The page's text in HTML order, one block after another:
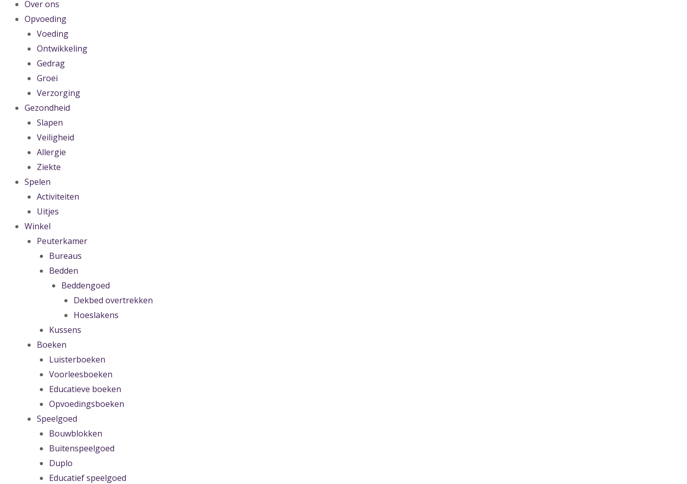
Over ons
Opvoeding
Voeding
Ontwikkeling
Gedrag
Groei
Verzorging
Gezondheid
Slapen
Veiligheid
Allergie
Ziekte
Spelen
Activiteiten
Uitjes
Winkel
Peuterkamer
Bureaus
Bedden
Beddengoed
Dekbed overtrekken
Hoeslakens
Kussens
Boeken
Luisterboeken
Voorleesboeken
Educatieve boeken
Opvoedingsboeken
Speelgoed
Bouwblokken
Buitenspeelgoed
Duplo
Educatief speelgoed